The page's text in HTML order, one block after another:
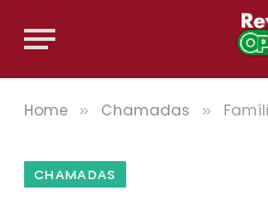
Home » Chamadas » Família de
CHAMADAS